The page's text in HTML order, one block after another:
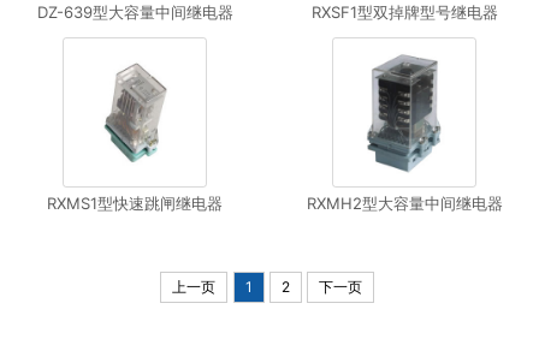
DZ-639型大容量中间继电器 RXSF1型双掉牌型号继电器
RXMS1型快速跳闸继电器 RXMH2型大容量中间继电器
上一页 1 2 下一页